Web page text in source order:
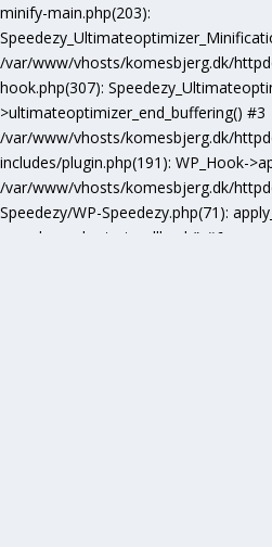
minify-main.php(203):
/var/www/vhosts/komesbjerg.dk/
hook.php(307):
>ultimateoptimizer_end_buffering() #3
/var/www/vhosts/komesbjerg.dk/
includes/plugin.php(191): WP_Hook-
/var/www/vhosts/komesbjerg.dk/
Speedezy/WP-Speedezy.php(71):
speedezy_ob_start_callback() #6